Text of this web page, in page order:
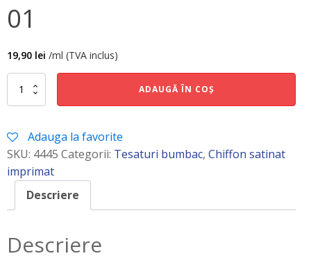
01
19,90 lei /ml (TVA inclus)
Cantitate
01
ADAUGĂ ÎN COȘ
Adauga la favorite
SKU: 4445 Categorii: Tesaturi bumbac, Chiffon satinat
imprimat
Descriere
Descriere